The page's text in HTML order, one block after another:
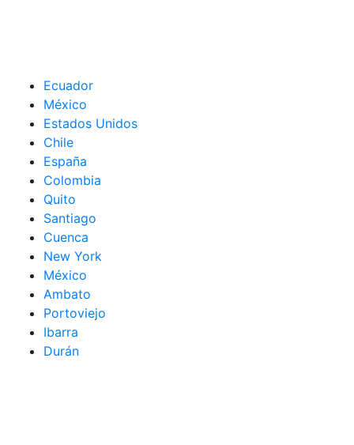
Ecuador
México
Estados Unidos
Chile
España
Colombia
Quito
Santiago
Cuenca
New York
México
Ambato
Portoviejo
Ibarra
Durán